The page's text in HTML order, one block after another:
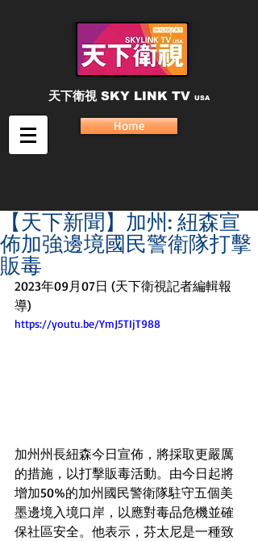
天下衛視 SKY LINK TV USA
Home
【天下新聞】加州: 紐森宣
佈加強邊境國民警衛隊打擊
販毒
2023年09月07日 (天下衛視記者編輯報
導)
https://youtu.be/YmJ5TIjT988
加州州長紐森今日宣佈，將採取更嚴厲
的措施，以打擊販毒活動。由今日起將
增加50%的加州國民警衛隊駐守五個美
墨邊境入境口岸，以應對毒品危機並確
保社區安全。他表示，芬太尼是一種致